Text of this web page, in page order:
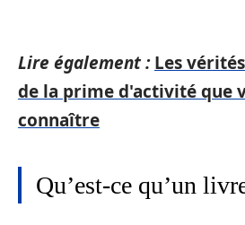
Lire également : Les
de la prime d'activité que
connaître
Qu’est-ce qu’un